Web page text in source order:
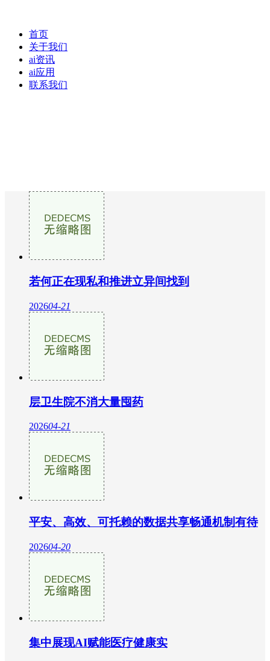
首页
关于我们
ai资讯
ai应用
联系我们
若何正在现私和推进立异间找到
202604-21
层卫生院不消大量囤药
202604-21
平安、高效、可托赖的数据共享畅通机制有待
202604-20
集中展现AI赋能医疗健康实